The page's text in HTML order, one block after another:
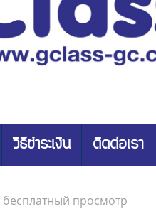
วิธีชำระเงิน ติดต่อเรา
просмотр